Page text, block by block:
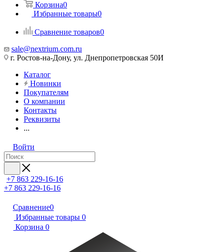
Корзина0
Избранные товары0
Сравнение товаров0
sale@nextrium.com.ru
г. Ростов-на-Дону, ул. Днепропетровская 50И
Каталог
Новинки
Покупателям
О компании
Контакты
Реквизиты
...
Войти
+7 863 229-16-16
+7 863 229-16-16
Сравнение0
Избранные товары 0
Корзина 0